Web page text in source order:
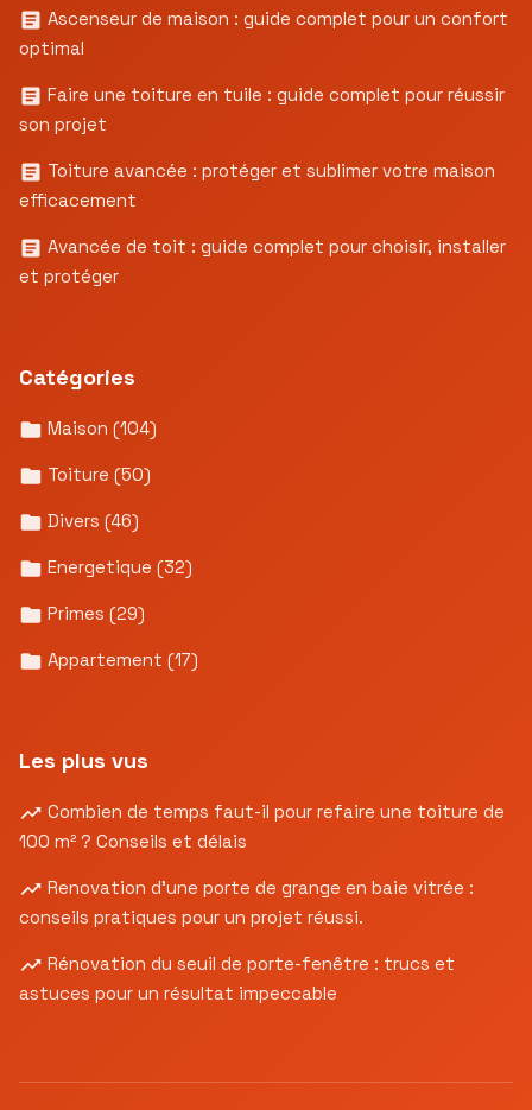
Ascenseur de maison : guide complet pour un confort
optimal
Faire une toiture en tuile : guide complet pour réussir
son projet
Toiture avancée : protéger et sublimer votre maison
efficacement
Avancée de toit : guide complet pour choisir, installer
et protéger
Catégories
Maison (104)
Toiture (50)
Divers (46)
Energetique (32)
Primes (29)
Appartement (17)
Les plus vus
Combien de temps faut-il pour refaire une toiture de
100 m² ? Conseils et délais
Renovation d’une porte de grange en baie vitrée :
conseils pratiques pour un projet réussi.
Rénovation du seuil de porte-fenêtre : trucs et
astuces pour un résultat impeccable